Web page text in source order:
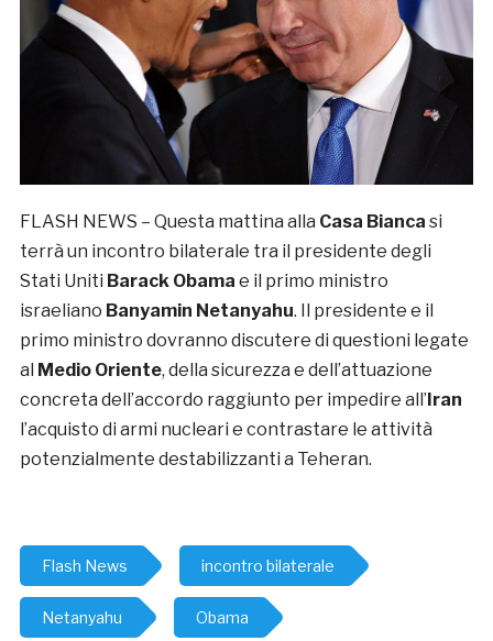
FLASH NEWS – Questa mattina alla Casa Bianca si
terrà un incontro bilaterale tra il presidente degli
Stati Uniti Barack Obama e il primo ministro
israeliano Banyamin Netanyahu. Il presidente e il
primo ministro dovranno discutere di questioni legate
al Medio Oriente, della sicurezza e dell’attuazione
concreta dell’accordo raggiunto per impedire all’Iran
l’acquisto di armi nucleari e contrastare le attività
potenzialmente destabilizzanti a Teheran.
Flash News incontro bilaterale
Netanyahu Obama